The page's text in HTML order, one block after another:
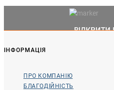
ВІДКРИТИ
ІНФОРМАЦІЯ
ПРО КОМПАНІЮ
БЛАГОДІЙНІСТЬ